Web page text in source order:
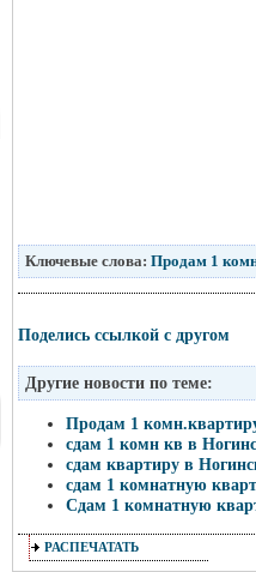
Ключевые слова: Продам 1
Поделись ссылкой с другом
Другие новости по теме:
Продам 1
сдам 1 комн кв в
сдам квартиру в
сдам 1 комнатную
Сдам 1 комнатную
РАСПЕЧАТАТЬ